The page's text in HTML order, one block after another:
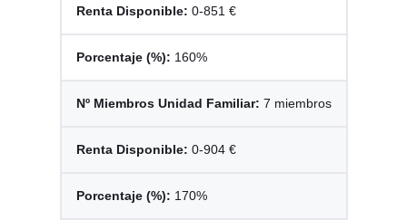
0-851 €
160%
7 miembros
0-904 €
170%